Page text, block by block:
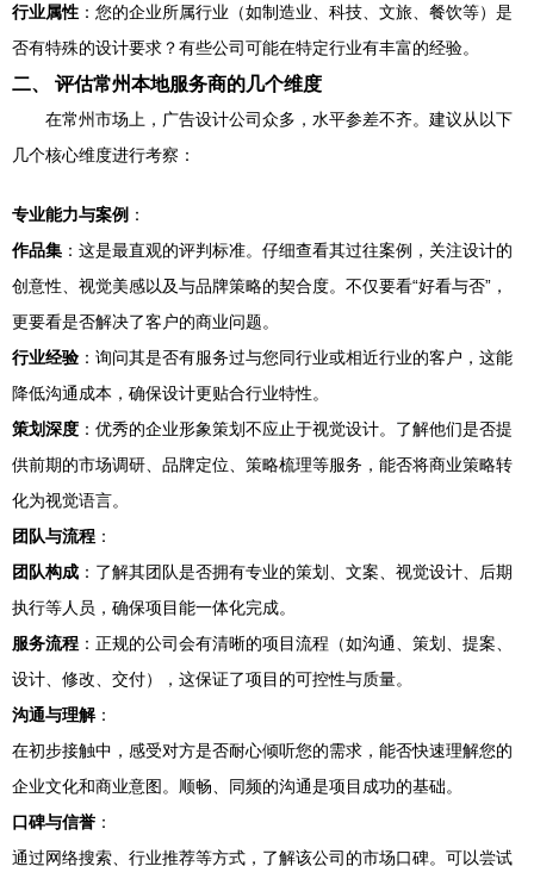
行业属性 ：您的企业所属行业（如制造业、科技、文旅、餐饮等）是
否有特殊的设计要求？有些公司可能在特定行业有丰富的经验。
二、 评估常州本地服务商的几个维度
在常州市场上，广告设计公司众多，水平参差不齐。建议从以下
几个核心维度进行考察：
专业能力与案例 ：
作品集 ：这是最直观的评判标准。仔细查看其过往案例，关注设计的
创意性、视觉美感以及与品牌策略的契合度。不仅要看“好看与否”，
更要看是否解决了客户的商业问题。
行业经验 ：询问其是否有服务过与您同行业或相近行业的客户，这能
降低沟通成本，确保设计更贴合行业特性。
策划深度 ：优秀的企业形象策划不应止于视觉设计。了解他们是否提
供前期的市场调研、品牌定位、策略梳理等服务，能否将商业策略转
化为视觉语言。
团队与流程 ：
团队构成 ：了解其团队是否拥有专业的策划、文案、视觉设计、后期
执行等人员，确保项目能一体化完成。
服务流程 ：正规的公司会有清晰的项目流程（如沟通、策划、提案、
设计、修改、交付），这保证了项目的可控性与质量。
沟通与理解：
在初步接触中，感受对方是否耐心倾听您的需求，能否快速理解您的
企业文化和商业意图。顺畅、同频的沟通是项目成功的基础。
口碑与信誉 ：
通过网络搜索、行业推荐等方式，了解该公司的市场口碑。可以尝试